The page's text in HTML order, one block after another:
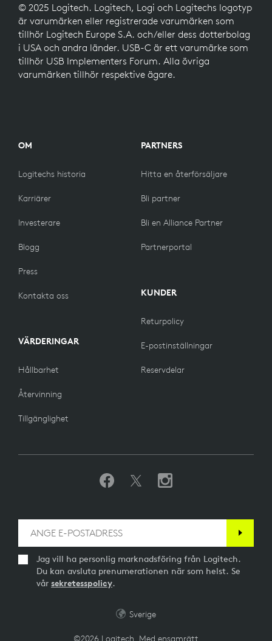
© 2025 Logitech. Logitech, Logi och Logitechs logotyp
är varumärken eller registrerade varumärken som
tillhör Logitech Europe S.A. och/eller dess dotterbolag
i USA och andra länder. USB-C är ett varumärke som
tillhör USB Implementers Forum. Alla övriga
varumärken tillhör respektive ägare.
OM
Logitechs historia
Karriärer
Investerare
Blogg
Press
Kontakta oss
VÄRDERINGAR
Hållbarhet
Återvinning
Tillgänglighet
PARTNERS
Hitta en återförsäljare
Bli partner
Bli en Alliance Partner
Partnerportal
KUNDER
Returpolicy
E-postinställningar
Reservdelar
Jag vill ha personlig marknadsföring från Logitech.
Du kan avsluta prenumerationen när som helst. Se
vår sekretesspolicy.
©2026 Logitech. Med ensamrätt
Sverige